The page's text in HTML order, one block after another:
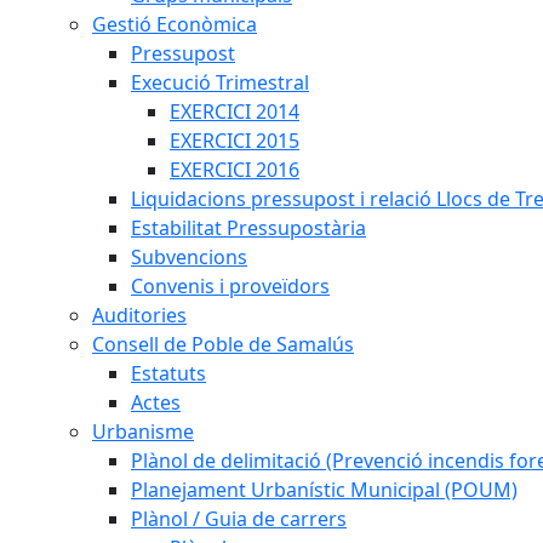
Gestió Econòmica
Pressupost
Execució Trimestral
EXERCICI 2014
EXERCICI 2015
EXERCICI 2016
Liquidacions pressupost i relació Llocs de
Estabilitat Pressupostària
Subvencions
Convenis i proveïdors
Auditories
Consell de Poble de Samalús
Estatuts
Actes
Urbanisme
Plànol de delimitació (Prevenció incendis
Planejament Urbanístic Municipal (POUM)
Plànol / Guia de carrers